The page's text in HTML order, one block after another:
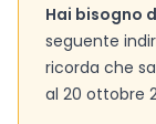
Hai bisogno
seguente
ricorda che
al 20 ottobre